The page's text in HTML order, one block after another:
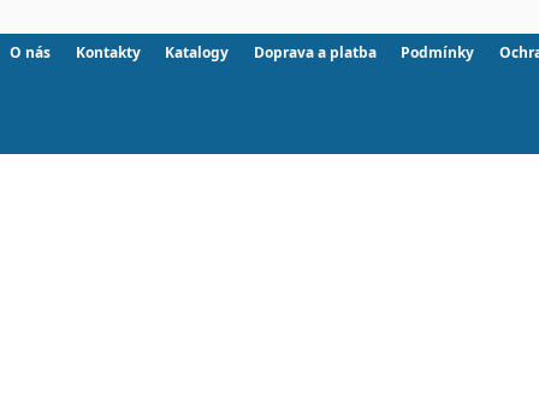
O nás Kontakty Katalogy Doprava a platba Podmínky